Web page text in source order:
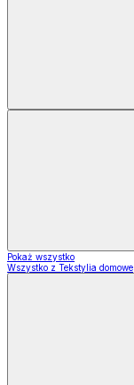
Pokaż wszystko
Wszystko z Tekstylia domowe